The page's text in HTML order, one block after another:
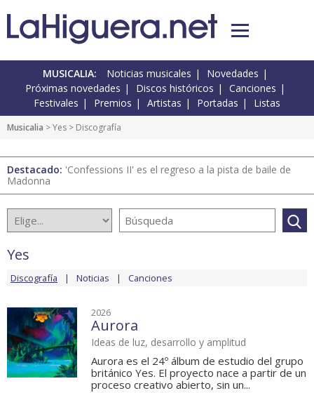
MUSICALIA: Noticias musicales
Novedades
Próximas novedades
Discos históricos
Canciones
Festivales
Premios Artistas Portadas Listas
Musicalia >Yes > Discografía
Destacado: 'Confessions II' es el regreso a la pista de baile de
Madonna
Yes
Discografía Noticias Canciones
2026
Aurora
Ideas de luz, desarrollo y amplitud
Aurora es el 24º álbum de estudio del grupo
británico Yes. El proyecto nace a partir de un
proceso creativo abierto, sin un...